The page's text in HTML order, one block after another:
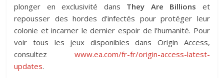
plonger en exclusivité dans They Are Billions et
repousser des hordes d’infectés pour protéger leur
colonie et incarner le dernier espoir de l’humanité. Pour
voir tous les jeux disponibles dans Origin Access,
consultez www.ea.com/fr-fr/origin-access-latest-
updates.